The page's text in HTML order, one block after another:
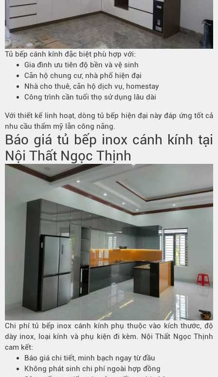
Tủ bếp cánh kính đặc biệt phù hợp với:
Gia đình ưu tiên độ bền và vệ sinh
Căn hộ chung cư, nhà phố hiện đại
Nhà cho thuê, căn hộ dịch vụ, homestay
Công trình cần tuổi thọ sử dụng lâu dài
Với thiết kế linh hoạt, dòng tủ bếp hiện đại này đáp ứng tốt cả
nhu cầu thẩm mỹ lẫn công năng.
Báo giá tủ bếp inox cánh kính tại
Nội Thất Ngọc Thịnh
Chi phí tủ bếp inox cánh kính phụ thuộc vào kích thước, độ
dày inox, loại kính và phụ kiện đi kèm. Nội Thất Ngọc Thịnh
cam kết:
Báo giá chi tiết, minh bạch ngay từ đầu
Không phát sinh chi phí ngoài hợp đồng